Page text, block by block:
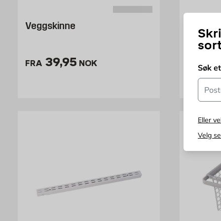
Søk
Eller
Velg
Veggskinne
FRA Pris 39.95 NOK /stk
39,95 NOK
FRA